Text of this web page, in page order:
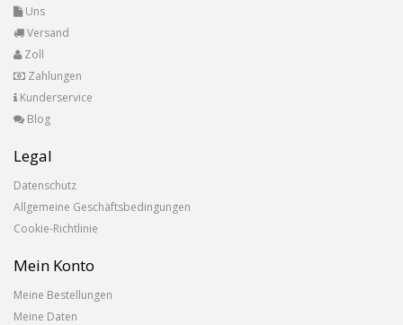
Uns
Versand
Zoll
Zahlungen
Kunderservice
Blog
Legal
Datenschutz
Allgemeine Geschäftsbedingungen
Cookie-Richtlinie
Mein Konto
Meine Bestellungen
Meine Daten